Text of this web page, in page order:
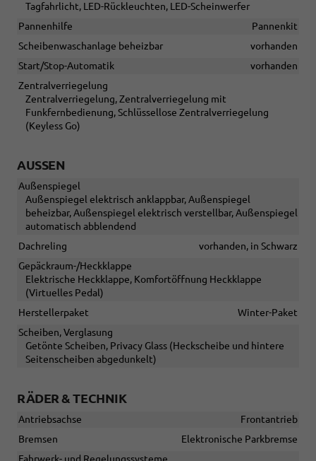
Tagfahrlicht, LED-Rückleuchten, LED-Scheinwerfer
Pannenhilfe
Pannenkit
Scheibenwaschanlage beheizbar
vorhanden
Start/Stop-Automatik
vorhanden
Zentralverriegelung
Zentralverriegelung, Zentralverriegelung mit
Funkfernbedienung, Schlüssellose Zentralverriegelung
(Keyless Go)
AUSSEN
Außenspiegel
Außenspiegel elektrisch anklappbar, Außenspiegel
beheizbar, Außenspiegel elektrisch verstellbar, Außenspiegel
automatisch abblendend
Dachreling
vorhanden, in Schwarz
Gepäckraum-/Heckklappe
Elektrische Heckklappe, Komfortöffnung Heckklappe
(Virtuelles Pedal)
Herstellerpaket
Winter-Paket
Scheiben, Verglasung
Getönte Scheiben, Privacy Glass (Heckscheibe und hintere
Seitenscheiben abgedunkelt)
RÄDER & TECHNIK
Antriebsachse
Frontantrieb
Bremsen
Elektronische Parkbremse